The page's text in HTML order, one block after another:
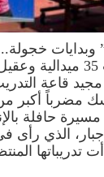
تصنع المجد بالميداليات 35
قاعة
مضرباً أكبر من
حافلة
الذي رأى
تدريباتها